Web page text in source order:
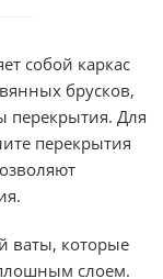
собой каркас
брусков,
перекрытия. Для
перекрытия
ваты, которые
слоем.